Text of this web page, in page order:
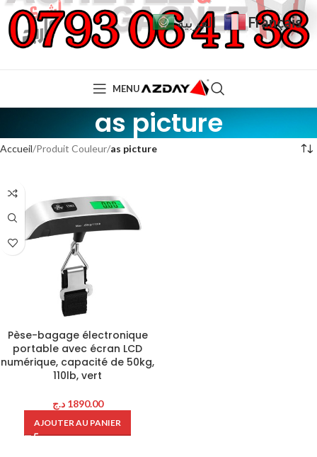
MENU
as picture
Accueil Produit Couleur as picture
Pèse-bagage électronique
portable avec écran LCD
numérique, capacité de 50kg,
110lb, vert
1890.00 د.ج
AJOUTER AU PANIER
العربية Français